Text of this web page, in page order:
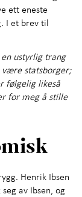
ett eneste
I et brev til
ustyrlig trang
være statsborger;
følgelig likeså
for meg å stille
Henrik Ibsen
av Ibsen, og